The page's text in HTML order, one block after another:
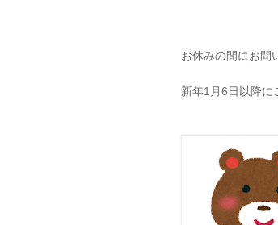
お休みの間にお問
新年1月6日以降に